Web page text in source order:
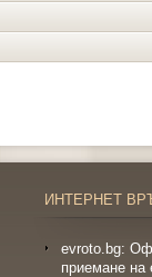
ИНТЕРНЕТ
evroto.bg:
приемане на